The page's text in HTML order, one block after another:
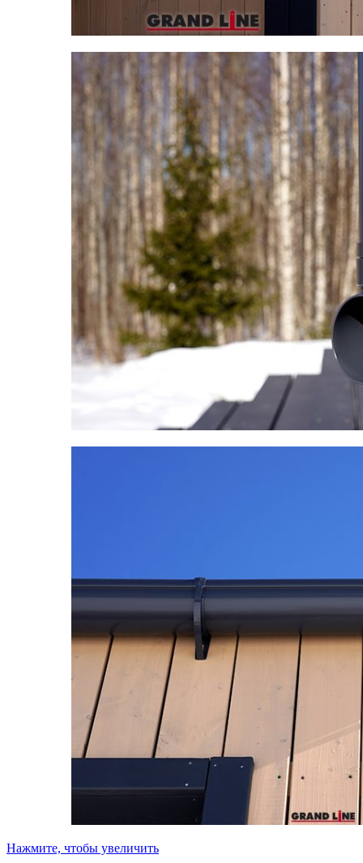
Нажмите, чтобы увеличить